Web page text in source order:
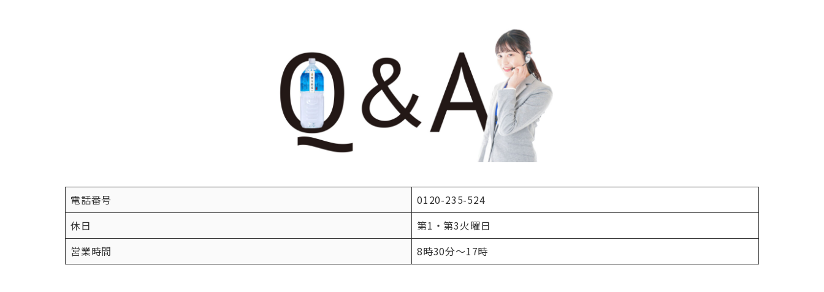
電話番号
0120-235-524
休日
第1・第3火曜日
営業時間
8時30分～17時